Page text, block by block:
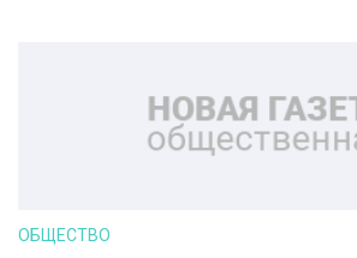
ОБЩЕСТВО